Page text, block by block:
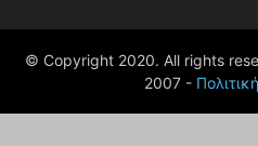
© Copyright 2020. All rights
2007 -